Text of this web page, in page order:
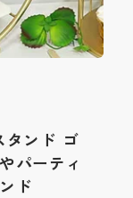
タンド ゴ
パーティ
ド